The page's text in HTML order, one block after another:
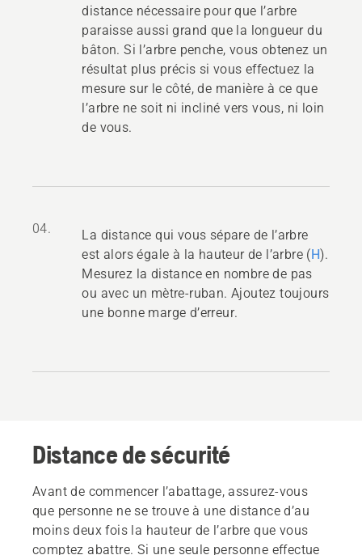
distance nécessaire pour que l’arbre
paraisse aussi grand que la longueur du
bâton. Si l’arbre penche, vous obtenez un
résultat plus précis si vous effectuez la
mesure sur le côté, de manière à ce que
l’arbre ne soit ni incliné vers vous, ni loin
de vous.
04.
La distance qui vous sépare de l’arbre
est alors égale à la hauteur de l’arbre (H).
Mesurez la distance en nombre de pas
ou avec un mètre-ruban. Ajoutez toujours
une bonne marge d’erreur.
Distance de sécurité
Avant de commencer l’abattage, assurez-vous
que personne ne se trouve à une distance d’au
moins deux fois la hauteur de l’arbre que vous
comptez abattre. Si une seule personne effectue